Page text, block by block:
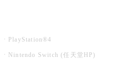
PlayStation®4
Nintendo Switch (任天堂HP)